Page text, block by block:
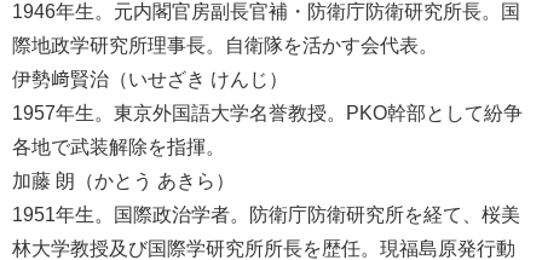
1946年生。元内閣官房副長官補・防衛庁防衛研究所長。国
際地政学研究所理事長。自衛隊を活かす会代表。
伊勢﨑賢治（いせざき けんじ）
1957年生。東京外国語大学名誉教授。PKO幹部として紛争
各地で武装解除を指揮。
加藤 朗（かとう あきら）
1951年生。国際政治学者。防衛庁防衛研究所を経て、桜美
林大学教授及び国際学研究所所長を歴任。現福島原発行動